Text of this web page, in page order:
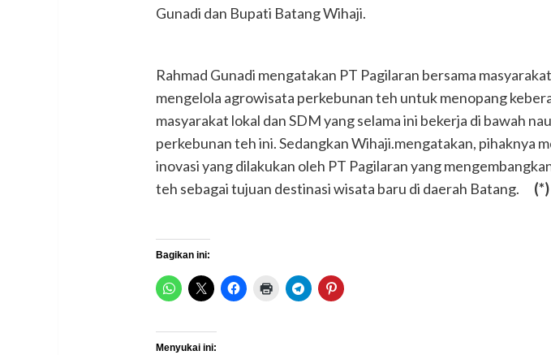
Gunadi dan Bupati Batang Wihaji.
Rahmad Gunadi mengatakan PT Pagilaran bersama
mengelola agrowisata perkebunan teh untuk menopang
masyarakat lokal dan SDM yang selama ini bekerja di bawah
perkebunan teh ini. Sedangkan Wihaji.mengatakan, pihaknya
inovasi yang dilakukan oleh PT Pagilaran yang
teh sebagai tujuan destinasi wisata baru di daerah Batang. (*)
Bagikan ini:
Menyukai ini: